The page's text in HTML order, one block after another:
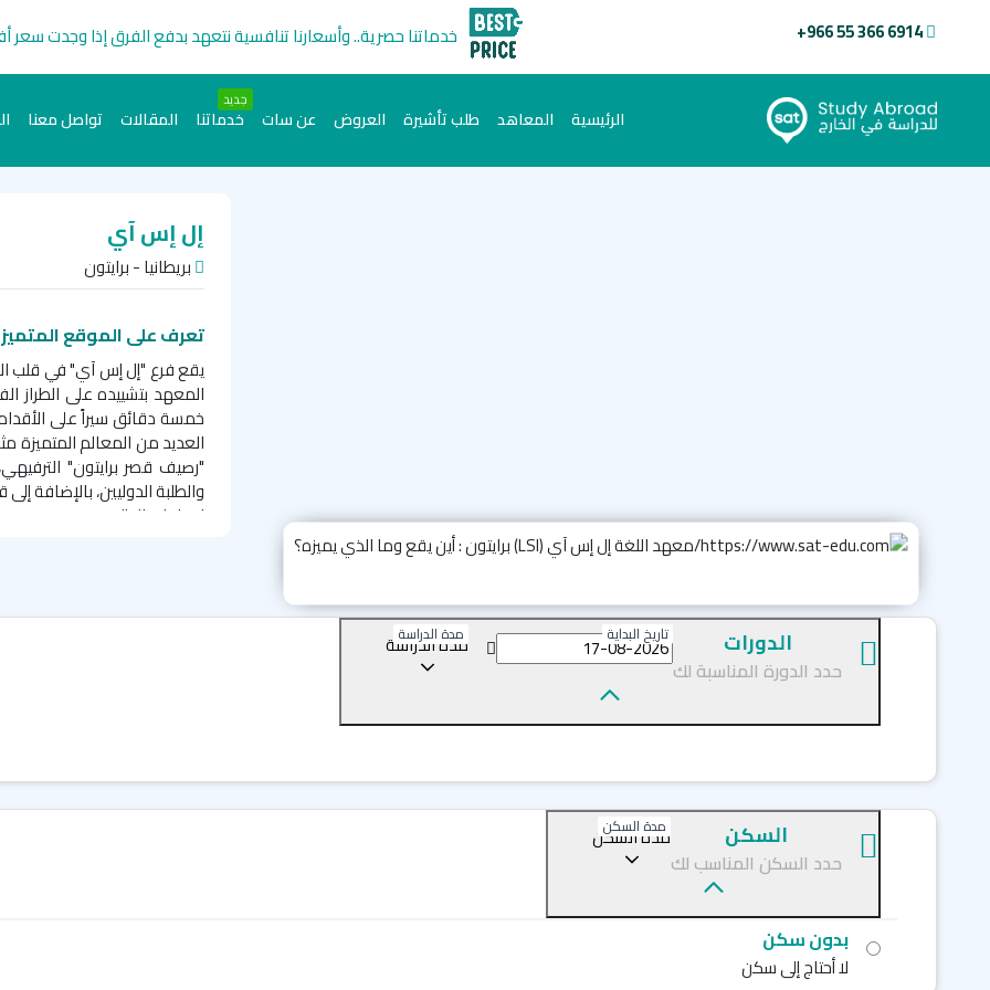
+966 55 366 6914 خدماتنا حصرية.. وأسعارنا تنافسية نتعهد بدفع الفرق إذا وجدت سعر
الرئيسية(current) المعاهد طلب تأشيرة العروض عن سات
جديد
خدماتنا المقالات تواصل معنا
إل إس آي
بريطانيا - برايتون
تعرف على الموقع
يقع فرع "إل إس آي" في قلب
المعهد بتشييده على الطراز
خمسة دقائق سيراً على
العديد من المعالم المتميزة
"رصيف قصر برايتون"
والطلبة الدوليين، بالإضافة
احتياجات الطلبة.
يوفر لك خبراء اللغة بيئة
دورة اللغة الإنجليزية
الدورات
حدد الدورة المناسبة لك
تاريخ البداية مدة الدراسة
مدة الدراسة
السكن
حدد السكن المناسب لك
مدة السكن
مدة السكن
بدون سكن
لا أحتاج إلى سكن